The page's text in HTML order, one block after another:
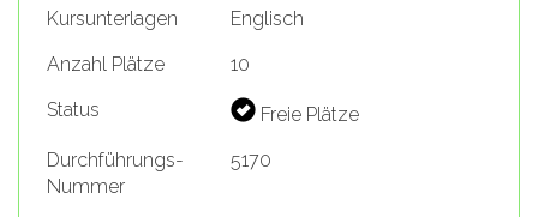
Kursunterlagen
Englisch
Anzahl Plätze
10
Status
Freie Plätze
Durchführungs-
Nummer
5170